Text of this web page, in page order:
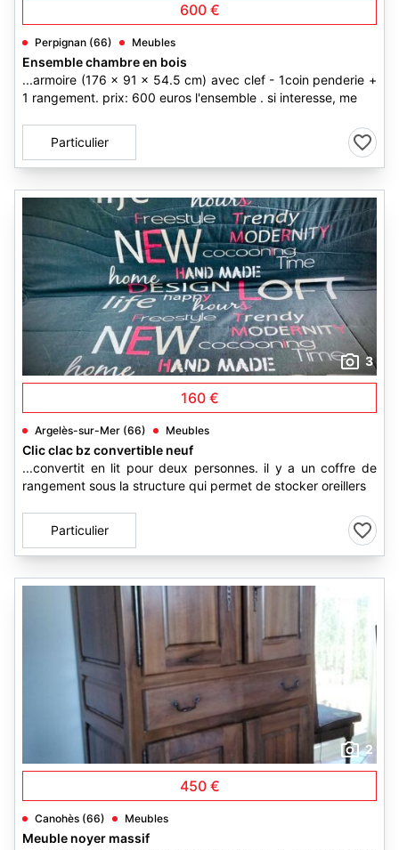
600 €
Perpignan (66) Meubles
Ensemble chambre en bois
...armoire (176 x 91 x 54.5 cm) avec clef - 1coin penderie +
1 rangement. prix: 600 euros l'ensemble . si interesse, me
Particulier
3
160 €
Argelès-sur-Mer (66) Meubles
Clic clac bz convertible neuf
...convertit en lit pour deux personnes. il y a un coffre de
rangement sous la structure qui permet de stocker oreillers
Particulier
2
450 €
Canohès (66) Meubles
Meuble noyer massif